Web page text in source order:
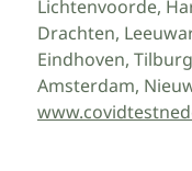
Lichtenvoorde,
Drachten,
Eindhoven,
Amsterdam,